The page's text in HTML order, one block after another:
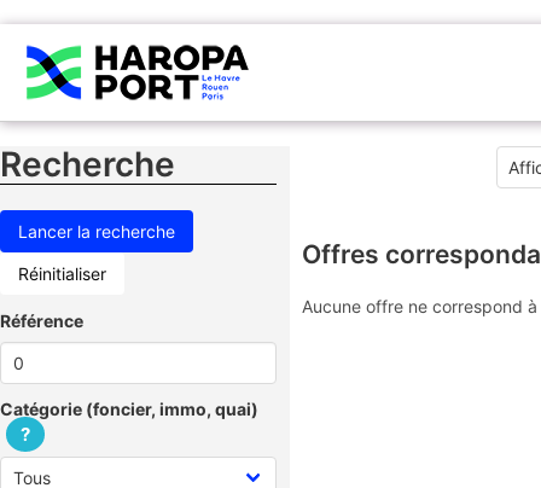
Recherche
Réinitialiser
Référence
Catégorie (foncier, immo, quai)
?
Offres
Aucune offre ne correspond